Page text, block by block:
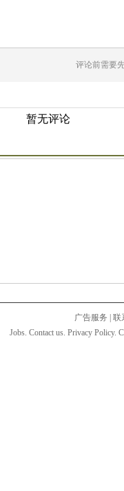
评论前需要
暂无评论
广告服务
联
Jobs. Contact us. Privacy Policy.